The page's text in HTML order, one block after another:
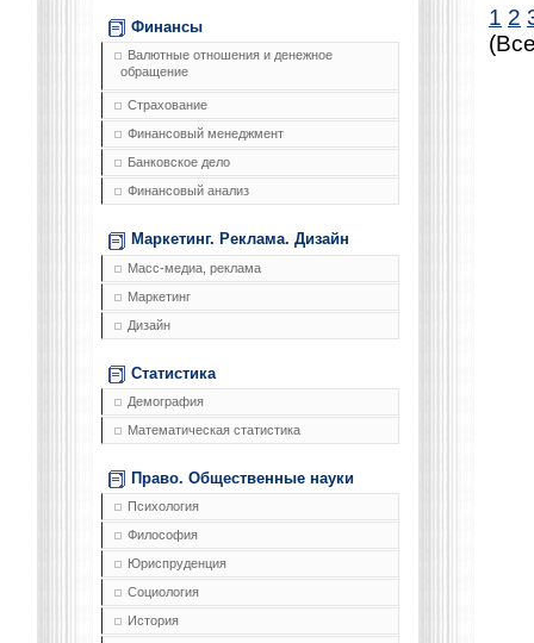
Финансы
Валютные отношения и денежное
обращение
Страхование
Финансовый менеджмент
Банковское дело
Финансовый анализ
Маркетинг. Реклама. Дизайн
Масс-медиа, реклама
Маркетинг
Дизайн
Статистика
Демография
Математическая статистика
Право. Общественные науки
Психология
Философия
Юриспруденция
Социология
История
1 2